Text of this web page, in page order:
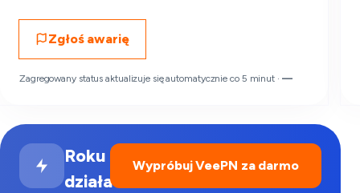
Zgłoś awarię
Zagregowany status aktualizuje się automatycznie co 5 minut · —
Roku
działa
Wypróbuj VeePN za darmo